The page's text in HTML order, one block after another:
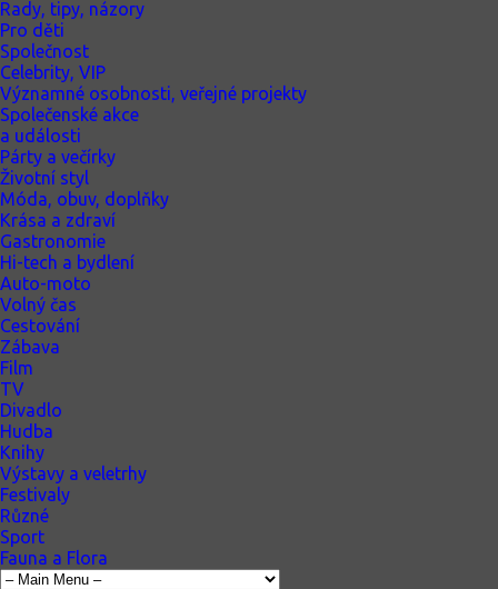
Rady, tipy, názory
Pro děti
Společnost
Celebrity, VIP
Významné osobnosti, veřejné projekty
Společenské akce
a události
Párty a večírky
Životní styl
Móda, obuv, doplňky
Krása a zdraví
Gastronomie
Hi-tech a bydlení
Auto-moto
Volný čas
Cestování
Zábava
Film
TV
Divadlo
Hudba
Knihy
Výstavy a veletrhy
Festivaly
Různé
Sport
Fauna a Flora